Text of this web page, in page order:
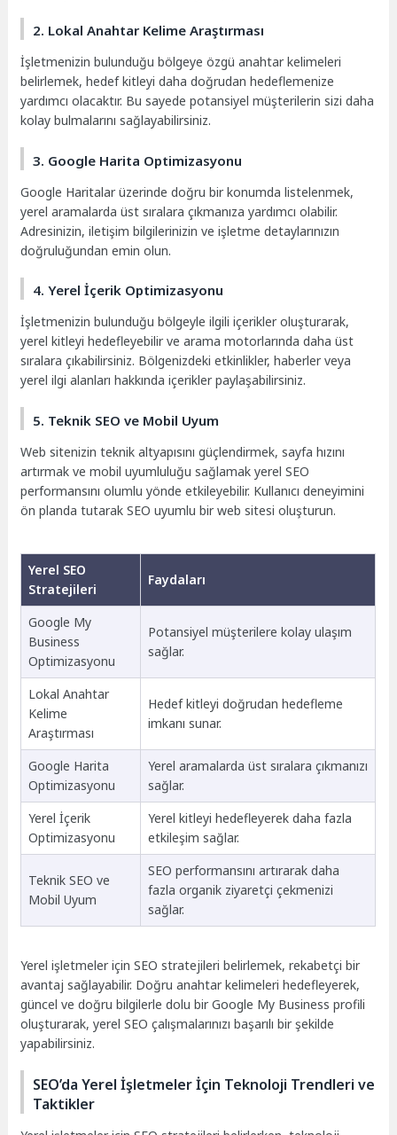
2. Lokal Anahtar Kelime Araştırması
İşletmenizin bulunduğu bölgeye özgü anahtar kelimeleri
belirlemek, hedef kitleyi daha doğrudan hedeflemenize
yardımcı olacaktır. Bu sayede potansiyel müşterilerin sizi daha
kolay bulmalarını sağlayabilirsiniz.
3. Google Harita Optimizasyonu
Google Haritalar üzerinde doğru bir konumda listelenmek,
yerel aramalarda üst sıralara çıkmanıza yardımcı olabilir.
Adresinizin, iletişim bilgilerinizin ve işletme detaylarınızın
doğruluğundan emin olun.
4. Yerel İçerik Optimizasyonu
İşletmenizin bulunduğu bölgeyle ilgili içerikler oluşturarak,
yerel kitleyi hedefleyebilir ve arama motorlarında daha üst
sıralara çıkabilirsiniz. Bölgenizdeki etkinlikler, haberler veya
yerel ilgi alanları hakkında içerikler paylaşabilirsiniz.
5. Teknik SEO ve Mobil Uyum
Web sitenizin teknik altyapısını güçlendirmek, sayfa hızını
artırmak ve mobil uyumluluğu sağlamak yerel SEO
performansını olumlu yönde etkileyebilir. Kullanıcı deneyimini
ön planda tutarak SEO uyumlu bir web sitesi oluşturun.
Yerel SEO
Stratejileri
Faydaları
Google My
Business
Optimizasyonu
Potansiyel müşterilere kolay ulaşım
sağlar.
Lokal Anahtar
Kelime
Araştırması
Hedef kitleyi doğrudan hedefleme
imkanı sunar.
Google Harita
Optimizasyonu
Yerel aramalarda üst sıralara çıkmanızı
sağlar.
Yerel İçerik
Optimizasyonu
Yerel kitleyi hedefleyerek daha fazla
etkileşim sağlar.
Teknik SEO ve
Mobil Uyum
SEO performansını artırarak daha
fazla organik ziyaretçi çekmenizi
sağlar.
Yerel işletmeler için SEO stratejileri belirlemek, rekabetçi bir
avantaj sağlayabilir. Doğru anahtar kelimeleri hedefleyerek,
güncel ve doğru bilgilerle dolu bir Google My Business profili
oluşturarak, yerel SEO çalışmalarınızı başarılı bir şekilde
yapabilirsiniz.
SEO’da Yerel İşletmeler İçin Teknoloji Trendleri ve
Taktikler